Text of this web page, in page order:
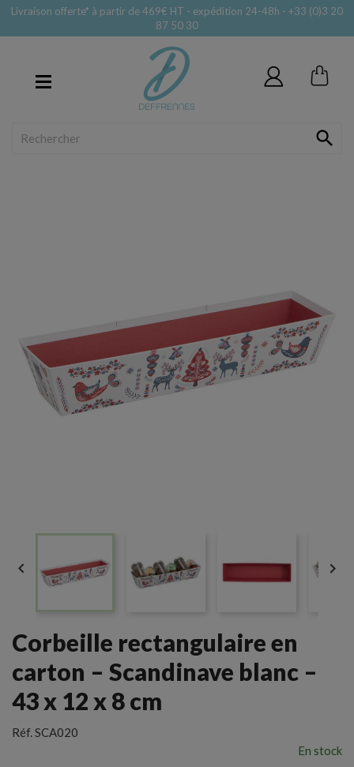
Livraison offerte* à partir de 469€ HT - expédition 24-48h - +33 (0)3 20
87 50 30

 
Corbeille rectangulaire en
carton – Scandinave blanc –
43 x 12 x 8 cm
Réf.SCA020
En stock